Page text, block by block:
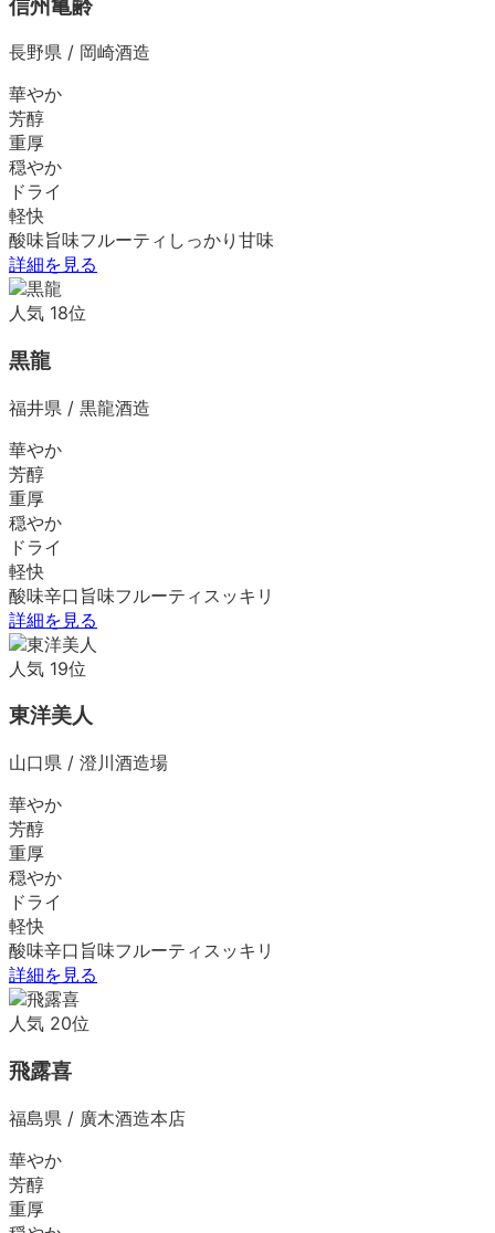
信州亀齢
長野県 / 岡崎酒造
華やか
芳醇
重厚
穏やか
ドライ
軽快
酸味旨味フルーティ しっかり 甘味
詳細を見る
人気 18位
黒龍
福井県 / 黒龍酒造
華やか
芳醇
重厚
穏やか
ドライ
軽快
酸味辛口 旨味フルーティ スッキリ
詳細を見る
人気 19位
東洋美人
山口県 / 澄川酒造場
華やか
芳醇
重厚
穏やか
ドライ
軽快
酸味辛口 旨味フルーティ スッキリ
詳細を見る
人気 20位
飛露喜
福島県 / 廣木酒造本店
華やか
芳醇
重厚